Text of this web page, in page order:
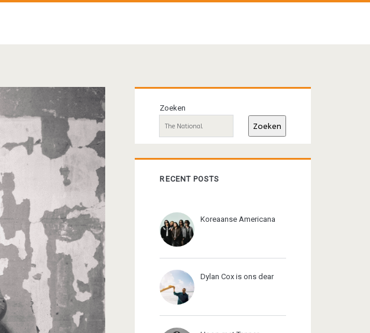
Primaire
sidebar
Zoeken
Zoeken
RECENT POSTS
Koreaanse Americana
Dylan Cox is ons dear